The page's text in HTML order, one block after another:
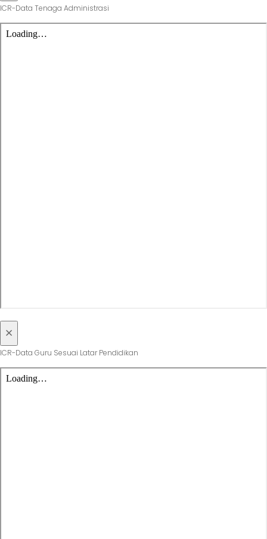
ICR-Data Tenaga Administrasi
×
ICR-Data Guru Sesuai Latar Pendidikan